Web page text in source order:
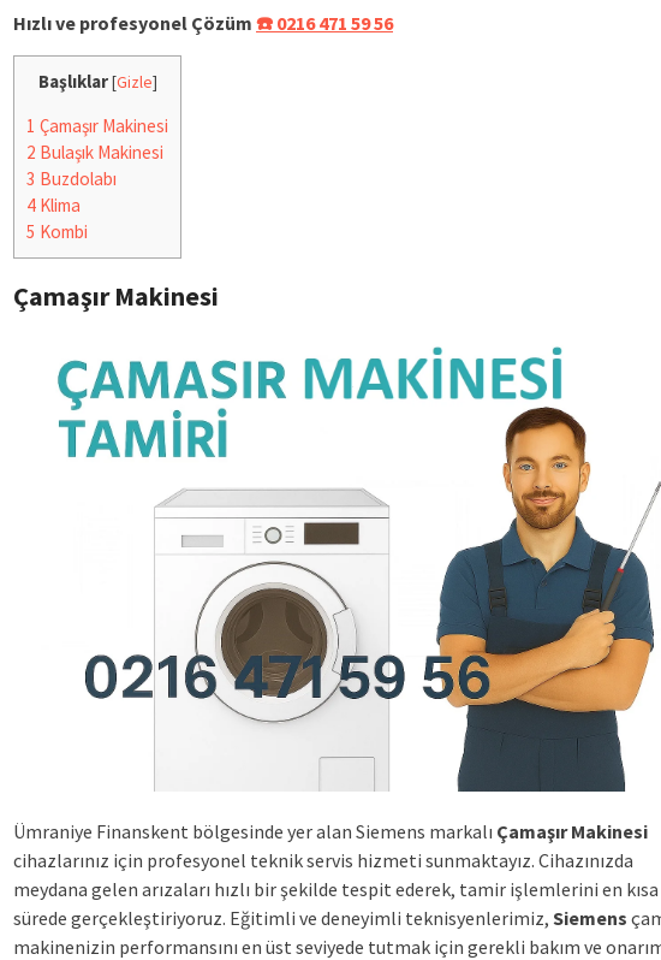
Hızlı ve profesyonel Çözüm ☎️ 0216 471 59 56
Başlıklar [Gizle]
1 Çamaşır Makinesi
2 Bulaşık Makinesi
3 Buzdolabı
4 Klima
5 Kombi
Çamaşır Makinesi
Ümraniye Finanskent bölgesinde yer alan Siemens markalı Çamaşır Makinesi
cihazlarınız için profesyonel teknik servis hizmeti sunmaktayız. Cihazınızda
meydana gelen arızaları hızlı bir şekilde tespit ederek, tamir işlemlerini en kısa
sürede gerçekleştiriyoruz. Eğitimli ve deneyimli teknisyenlerimiz, Siemens
makinenizin performansını en üst seviyede tutmak için gerekli bakım ve